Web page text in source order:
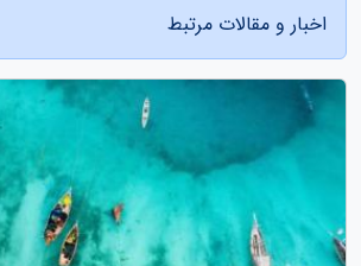
اخبار و مقالات مرتبط